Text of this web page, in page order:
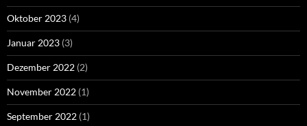
Oktober 2023 (4)
Januar 2023 (3)
Dezember 2022 (2)
November 2022 (1)
September 2022 (1)